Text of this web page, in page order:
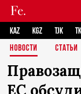
KAZ KGZ TJK
НОВОСТИ
СТАТЬИ
ЕС